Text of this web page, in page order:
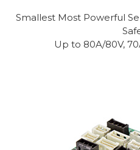
Smallest Most Powerful
Up to 80A/80V,